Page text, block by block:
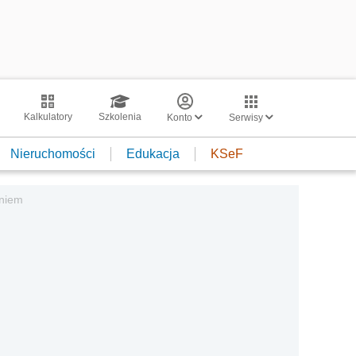
Kalkulatory Szkolenia Konto Serwisy
Nieruchomości Edukacja KSeF